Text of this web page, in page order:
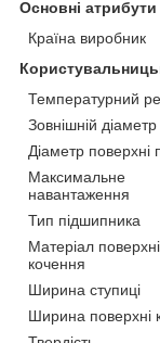
Основні атрибути
Країна виробник
Температурний
Зовнішній
Діаметр поверхні
Максимальне
навантаження
Тип підшипника
Матеріал поверхні
кочення
Ширина ступиці
Ширина поверхні